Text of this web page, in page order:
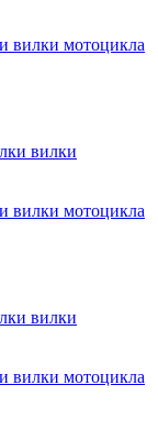
вилки мотоцикла
вилки мотоцикла
вилки мотоцикла